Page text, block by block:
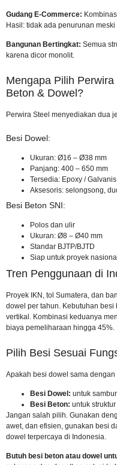
Gudang E-Commerce:
Hasil: tidak ada penurunan
Bangunan Bertingkat: Semua
karena dicor monolit.
Mengapa Pilih
Beton & Dowel?
Perwira Steel menyediakan dua
Besi Dowel:
Ukuran: Ø16 – Ø38 mm
Panjang: 400 – 650 mm
Tersedia: Epoxy /
Aksesoris: selongsong,
Besi Beton SNI:
Polos dan ulir
Ukuran: Ø8 – Ø40 mm
Standar BJTP/BJTD
Siap untuk proyek
Tren Penggunaan di
Proyek IKN, tol Sumatera, dan
dowel per tahun. Kebutuhan
vertikal. Kombinasi keduanya
biaya pemeliharaan hingga 45%.
Pilih Besi Sesuai
Apakah besi dowel sama
Besi Dowel: untuk
Besi Beton: untuk
Jangan salah pilih. Gunakan
awet, dan efisien, gunakan besi
dowel terpercaya di Indonesia.
Butuh besi beton atau dowel